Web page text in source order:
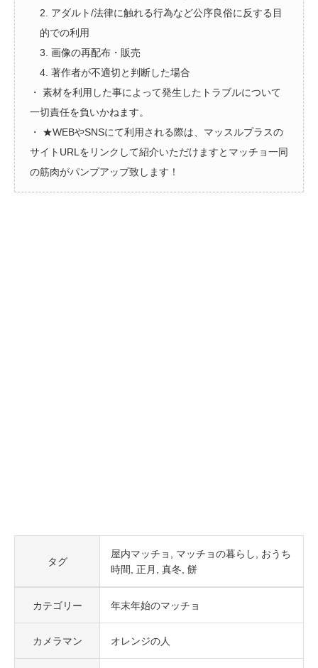
2. アダルト/法律に触れる行為など公序良俗に反する目
的での利用
3. 画像の再配布・販売
4. 著作者が不適切と判断した場合
・ 素材を利用した事によって発生したトラブルについて
一切責任を負いかねます。
・ ★WEBやSNSにて利用される際は、マッスルプラスの
サイトURLをリンクして紹介いただけますとマッチョ一同
の筋肉がパンプアップ致します！
タグ
屋内マッチョ マッチョの暮らし
おうち
時間
正月 真冬 餅
カテゴリー 年末年始のマッチョ
カメラマン オレンジの人